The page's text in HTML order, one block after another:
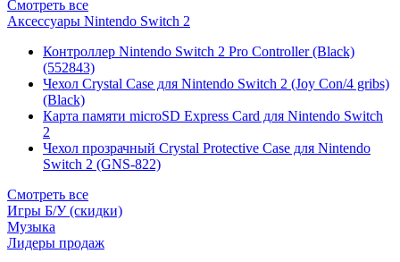
Смотреть все
Аксессуары Nintendo Switch 2
Контроллер Nintendo Switch 2 Pro Controller (Black)
(552843)
Чехол Сrystal Сase для Nintendo Switch 2 (Joy Con/4 gribs)
(Black)
Карта памяти microSD Express Card для Nintendo Switch
2
Чехол прозрачный Crystal Protective Case для Nintendo
Switch 2 (GNS-822)
Смотреть все
Игры Б/У (скидки)
Музыка
Лидеры продаж